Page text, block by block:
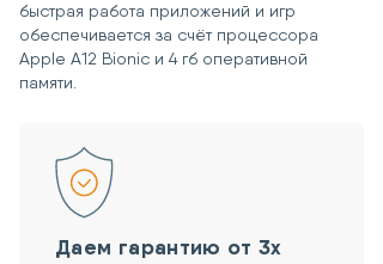
быстрая работа приложений и игр
обеспечивается за счёт процессора
Apple A12 Bionic и 4 гб оперативной
памяти.
Даем гарантию от 3х